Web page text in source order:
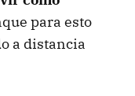
para esto
a distancia